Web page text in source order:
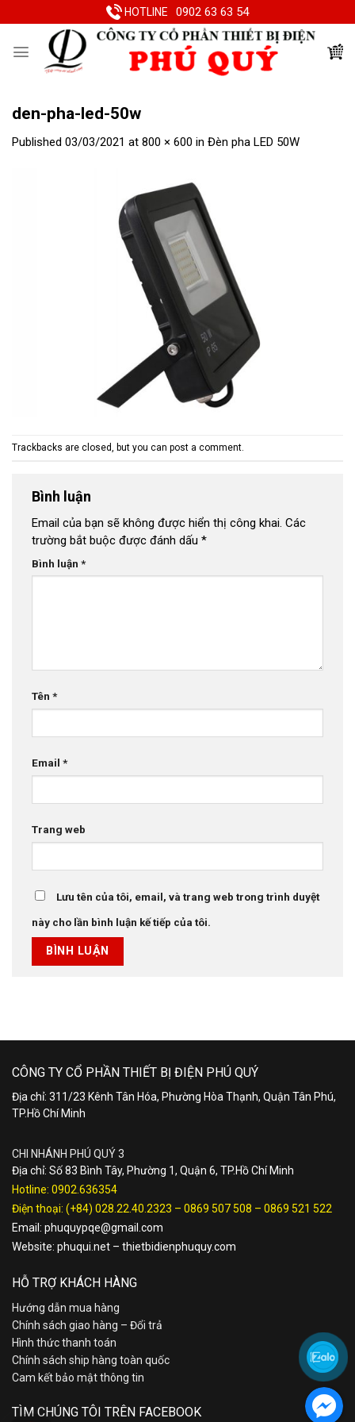
to
HOTLINE 0902 63 63 54
den-pha-led-50w
Published 03/03/2021 at 800 × 600 in Đèn pha LED 50W
Trackbacks are closed, but you can post a comment.
Bình luận
Email của bạn sẽ không được hiển thị công khai. Các
trường bắt buộc được đánh dấu *
Bình luận *
Tên *
Email *
Trang web
Lưu tên của tôi, email, và trang web trong trình duyệt
này cho lần bình luận kế tiếp của tôi.
CÔNG TY CỔ PHẦN THIẾT BỊ ĐIỆN PHÚ QUÝ
Địa chỉ: 311/23 Kênh Tân Hóa, Phường Hòa Thạnh, Quận Tân Phú,
TP.Hồ Chí Minh
CHI NHÁNH PHÚ QUÝ 3
Địa chỉ: Số 83 Bình Tây, Phường 1, Quận 6, TP.Hồ Chí Minh
Hotline: 0902.636354
Điện thoại: (+84) 028.22.40.2323 – 0869 507 508 – 0869 521 522
Email: phuquypqe@gmail.com
Website: phuqui.net – thietbidienphuquy.com
HỖ TRỢ KHÁCH HÀNG
Hướng dẫn mua hàng
Chính sách giao hàng – Đổi trả
Hình thức thanh toán
Chính sách ship hàng toàn quốc
Cam kết bảo mật thông tin
TÌM CHÚNG TÔI TRÊN FACEBOOK